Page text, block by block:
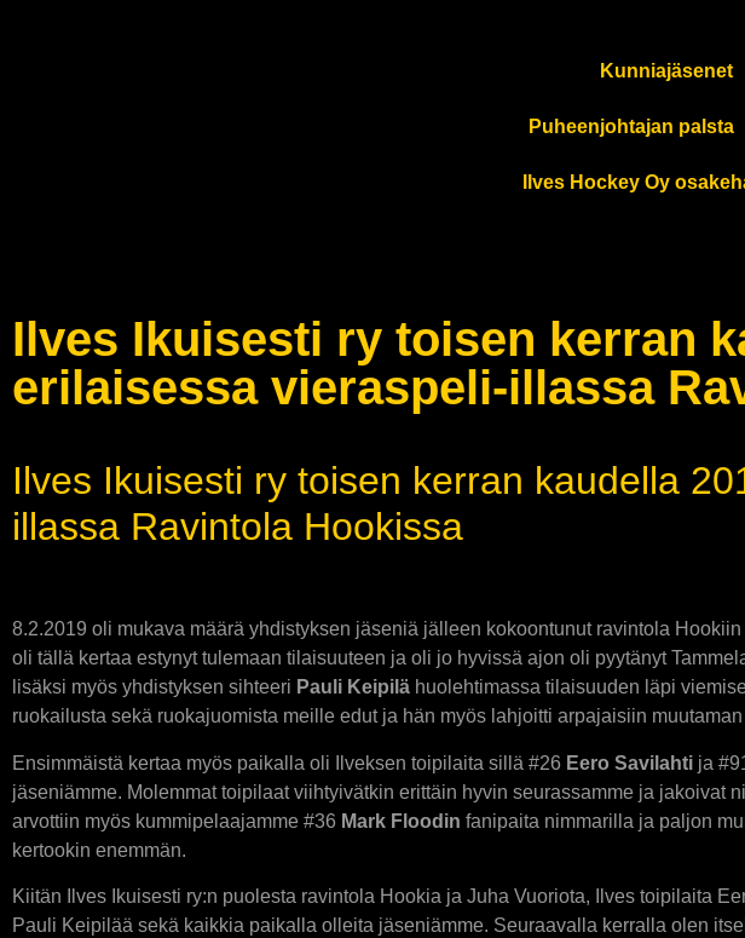
Kunniajäsenet
Puheenjohtajan palsta
Ilves Hockey Oy
Ilves Ikuisesti ry toisen kerran
erilaisessa vieraspeli-illassa
Ilves Ikuisesti ry toisen kerran kaudella
illassa Ravintola Hookissa
8.2.2019 oli mukava määrä yhdistyksen jäseniä jälleen kokoontunut ravintola
oli tällä kertaa estynyt tulemaan tilaisuuteen ja oli jo hyvissä ajon oli pyytänyt
lisäksi myös yhdistyksen sihteeri Pauli Keipilä huolehtimassa tilaisuuden läpi
ruokailusta sekä ruokajuomista meille edut ja hän myös lahjoitti arpajaisiin
Ensimmäistä kertaa myös paikalla oli Ilveksen toipilaita sillä #26 Eero Savilahti ja
jäseniämme. Molemmat toipilaat viihtyivätkin erittäin hyvin seurassamme ja
arvottiin myös kummipelaajamme #36 Mark Floodin fanipaita nimmarilla ja paljon
kertookin enemmän.
Kiitän Ilves Ikuisesti ry:n puolesta ravintola Hookia ja Juha Vuoriota, Ilves toipilaita
Pauli Keipilää sekä kaikkia paikalla olleita jäseniämme. Seuraavalla kerralla olen